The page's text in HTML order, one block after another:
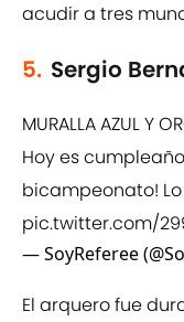
acudir a tres
5. Sergio
MURALLA AZUL Y
Hoy es
bicampeonato!
pic.twitter.com/
— SoyReferee
El arquero fue